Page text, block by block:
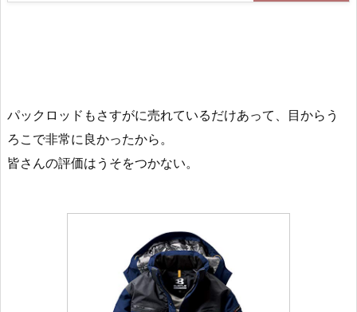
パックロッドもさすがに売れているだけあって、目からう
ろこで非常に良かったから。
皆さんの評価はうそをつかない。